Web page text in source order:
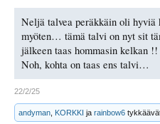
Neljä talvea peräkkäin oli hyviä
myöten… tämä talvi on nyt sit
jälkeen taas hommasin kelkan !!
Noh, kohta on taas ens talvi…
22/2/25
andyman KORKKI ja rainbow6